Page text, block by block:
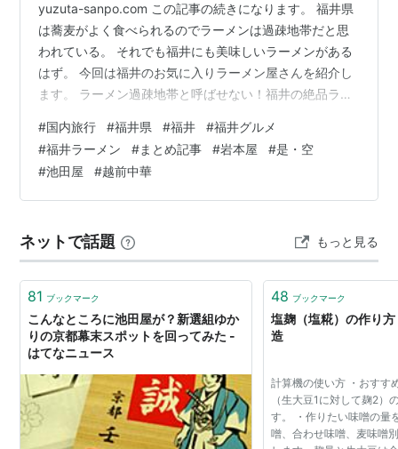
新選組隊士約10人が、京の街に火を放とうとしていた尊
攘派浪士約20人を襲撃、殺傷・捕縛した。
現在池田屋の跡地はパチンコ屋*1になっている。
閉店？
yuzuta-sanpo.com この記事の続きになります。 福井県
は蕎麦がよく食べられるのでラーメンは過疎地帯だと思
われている。 それでも福井にも美味しいラーメンがある
はず。 今回は福井のお気に入りラーメン屋さんを紹介し
ます。 ラーメン過疎地帯と呼ばせない！福井の絶品ラー
池田屋 福井店 甲来 越前中華 はなみや らーめんムラナカ
麺の坊 もり伝 麺屋 輝之介 ラーメン過疎地帯と呼ばせな
い！福井の絶品ラーメンを味わえ！ 岩本屋 まず紹介する
のは、福井が発祥で北陸三県に店舗がある「岩本屋」さ
#国内旅行 #福井県 #福井 #福井グルメ
#福井ラーメン #まとめ記事 #岩本屋 #是・空
#池田屋 #越前中華
ネットで話題 もっと見る
81 ブックマーク
こんなところに池田屋が？新選組ゆか
りの京都幕末スポットを回ってみた -
はてなニュース
48 ブックマーク
塩麹（塩糀）の作り
造
計算機の使い方 ・おすす
（生大豆1に対して麹2）
す。 ・作りたい味噌の量
噌、合わせ味噌、麦味噌